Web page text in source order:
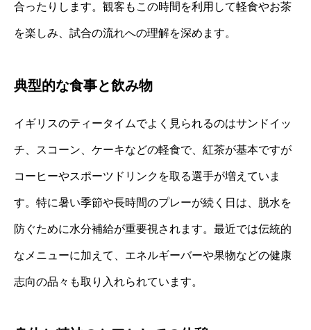
合ったりします。観客もこの時間を利用して軽食やお茶
を楽しみ、試合の流れへの理解を深めます。
典型的な食事と飲み物
イギリスのティータイムでよく見られるのはサンドイッ
チ、スコーン、ケーキなどの軽食で、紅茶が基本ですが
コーヒーやスポーツドリンクを取る選手が増えていま
す。特に暑い季節や長時間のプレーが続く日は、脱水を
防ぐために水分補給が重要視されます。最近では伝統的
なメニューに加えて、エネルギーバーや果物などの健康
志向の品々も取り入れられています。